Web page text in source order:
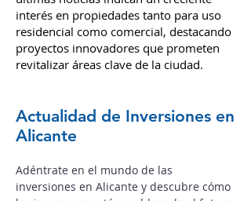
punto caliente parainversionistas y
compradores inmobiliarios. Las
últimas noticias indican un creciente
interés en propiedades tanto para uso
residencial como comercial, destacando
Alicante